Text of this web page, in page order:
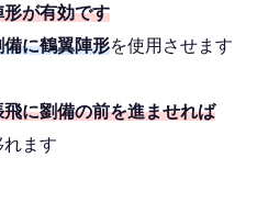
が有効です
備に鶴翼陣形を使用させます
に劉備の前を進ませれば
れます